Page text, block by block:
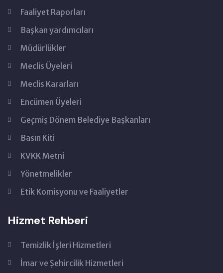
Faaliyet Raporları
Başkan yardımcıları
Müdürlükler
Meclis Üyeleri
Meclis Kararları
Encümen Üyeleri
Geçmiş Dönem Belediye Başkanları
Basın Kiti
KVKK Metni
Yönetmelikler
Etik Komisyonu ve Faaliyetler
Hizmet Rehberi
Temizlik İşleri Hizmetleri
İmar ve Şehircilik Hizmetleri